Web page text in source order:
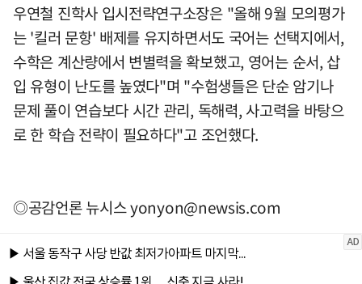
우연철 진학사 입시전략연구소장은 "올해 9월 모의평가
는 '킬러 문항' 배제를 유지하면서도 국어는 선택지에서,
수학은 계산량에서 변별력을 확보했고, 영어는 순서, 삽
입 유형이 난도를 높였다"며 "수험생들은 단순 암기나
문제 풀이 연습보다 시간 관리, 독해력, 사고력을 바탕으
로 한 학습 전략이 필요하다"고 조언했다.
◎공감언론 뉴시스yonyon@newsis.com